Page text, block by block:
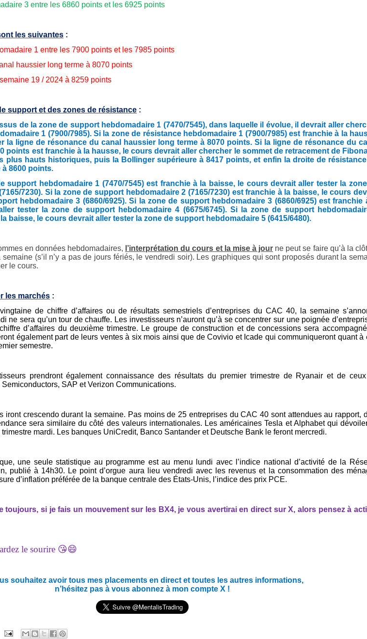
3 entre les 6860 points et les 6925 points
les suivantes :
1 entre les 7900 points et les 7985 points
haussier long terme à 8070 points
19 / 2024 à 8259 points
support et des zones de résistance :
de la zone de support hebdomadaire 1 (7470/7545), dans laquelle il évolue, il devrait aller
1 (7900/7985). Si la zone de résistance hebdomadaire 1 (7900/7985) est franchie à la
la ligne de résonance du canal haussier long terme à 8070 points. Si la ligne de résonance du
points est franchie à la hausse, le cours devrait aller chercher le sommet de retracement de
plus hauts historiques, puis la Bollinger supérieure à 8417 points, et enfin la droite de
8600 points.
support hebdomadaire 1 (7470/7545) est franchie à la baisse, le cours devrait aller tester la
7230). Si la zone de support hebdomadaire 2 (7165/7230) est franchie à la baisse, le cours
hebdomadaire 3 (6860/6925). Si la zone de support hebdomadaire 3 (6860/6925) est franchie
tester la zone de support hebdomadaire 4 (6675/6745). Si la zone de support
baisse, le cours devrait aller tester la zone de support hebdomadaire 5 (6415/6480).
en données hebdomadaires, l’interprétation du cours et la mise à jour ne peut se faire qu’à la
(s’il n’y a pas de jours fériés, le vendredi soir). Les graphiques qui sont proposés durant la
le cours.
les marchés :
de chiffre d’affaires ou de résultats semestriels d’entreprises du CAC 40, la semaine
ne sera qu’un tour de chauffe. Les investisseurs n’auront qu’à se concentrer sur une poignée
d’affaires du deuxième trimestre. Le groupe de construction et de concessions sera
également part de leurs ventes à six mois ainsi que de Covivio et Icade qui communiqueront quant à
semestre.
prendront également connaissance des résultats du premier trimestre de Ryanair et de
SAP et Verizon Communications.
iront crescendo durant la semaine. Pas moins de 25 entreprises du CAC 40 sont attendues au rapport,
sera similaire du côté des valeurs internationales. Les américaines Tesla et Alphabet qui
mardi. Les banques UniCredit, Banco Santander et Deutsche Bank le feront mercredi.
une seule statistique au programme est au menu lundi avec l’indice national d’activité de la
publié à 14h30. Le point d’orgue aura lieu vendredi avec les revenus et la consommation des
d’inflation préférée de la banque centrale des États-Unis, l’indice des prix PCE.
toujours, si je fais un mouvement sur les BX4, je vous avertirai en direct sur X, alors pensez à
le sourire 😘😄
souhaitez avoir tous mes placements en direct et toutes les autres informations,
n’hésitez pas à vous abonnez à mon compte X !